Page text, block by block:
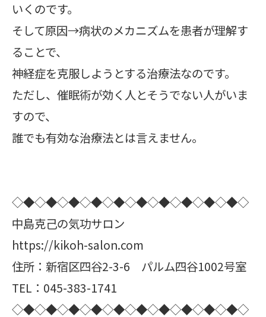
いくのです。
そして原因→病状のメカニズムを患者が理解す
ることで、
神経症を克服しようとする治療法なのです。
ただし、催眠術が効く人とそうでない人がいま
すので、
誰でも有効な治療法とは言えません。
◇◆◇◆◇◆◇◆◇◆◇◆◇◆◇◆◇◆◇◆◇
中島克己の気功サロン
https://kikoh-salon.com
住所：新宿区四谷2-3-6 パルム四谷1002号室
TEL：045-383-1741
◇◆◇◆◇◆◇◆◇◆◇◆◇◆◇◆◇◆◇◆◇